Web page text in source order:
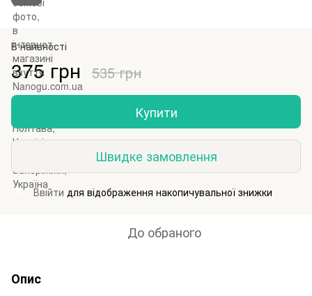
В наявності
375 грн 535 грн
Купити
Швидке замовлення
% Ввійти для відображення накопичувальної знижки
До обраного
Опис